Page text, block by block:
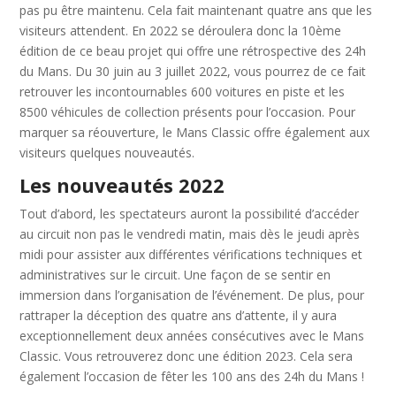
pas pu être maintenu. Cela fait maintenant quatre ans que les
visiteurs attendent. En 2022 se déroulera donc la 10ème
édition de ce beau projet qui offre une rétrospective des 24h
du Mans. Du 30 juin au 3 juillet 2022, vous pourrez de ce fait
retrouver les incontournables 600 voitures en piste et les
8500 véhicules de collection présents pour l’occasion. Pour
marquer sa réouverture, le Mans Classic offre également aux
visiteurs quelques nouveautés.
Les nouveautés 2022
Tout d’abord, les spectateurs auront la possibilité d’accéder
au circuit non pas le vendredi matin, mais dès le jeudi après
midi pour assister aux différentes vérifications techniques et
administratives sur le circuit. Une façon de se sentir en
immersion dans l’organisation de l’événement. De plus, pour
rattraper la déception des quatre ans d’attente, il y aura
exceptionnellement deux années consécutives avec le Mans
Classic. Vous retrouverez donc une édition 2023. Cela sera
également l’occasion de fêter les 100 ans des 24h du Mans !